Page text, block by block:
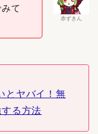
赤ずきん
て
とヤバイ！無
る方法